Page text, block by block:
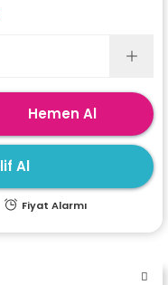
Hemen Al
Al
Fiyat Alarmı